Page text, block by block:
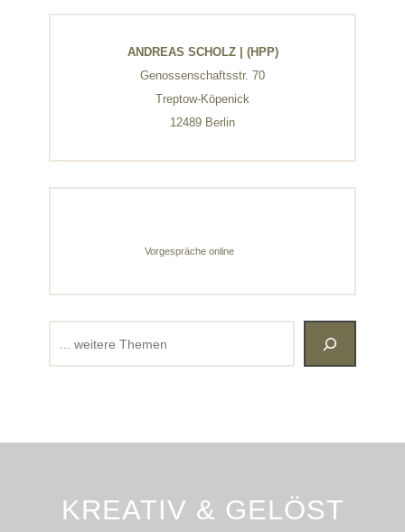
ANDREAS SCHOLZ | (HPP)
Genossenschaftsstr. 70
Treptow-Köpenick
12489 Berlin
Vorgespräche online
KREATIV & GELÖST